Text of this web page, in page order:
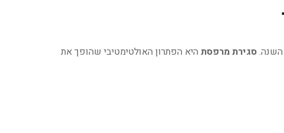
השנה.סגירת מרפסת היא הפתרון האולטימטיבי שהופך את